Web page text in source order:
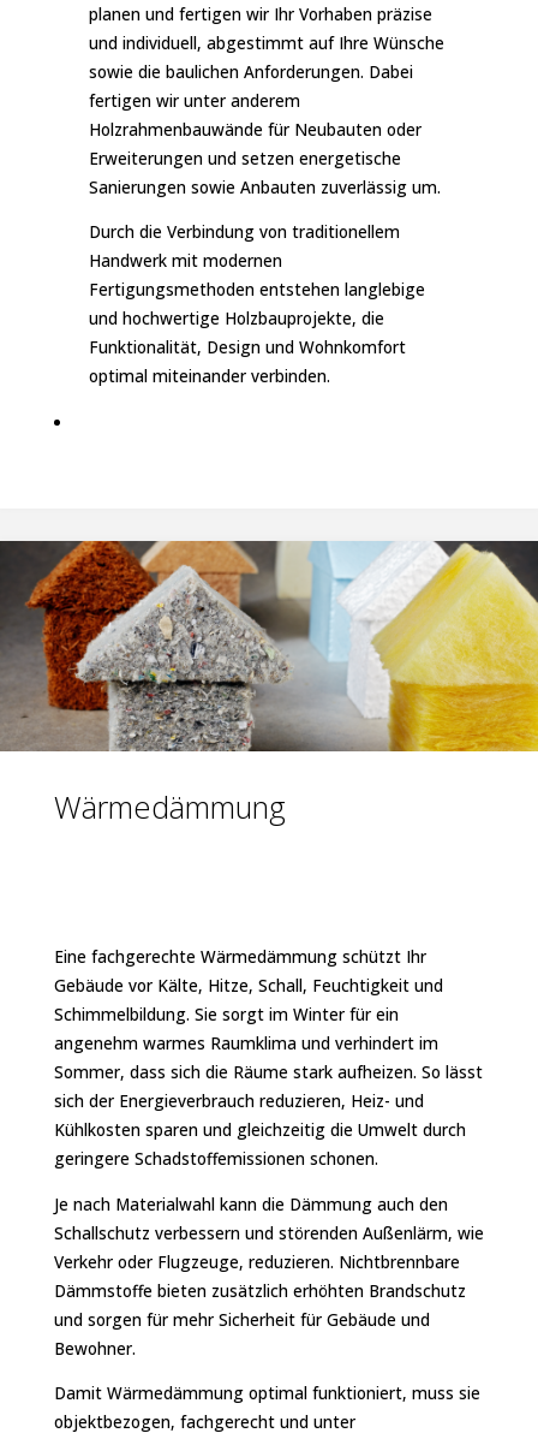
planen und fertigen wir Ihr Vorhaben präzise
und individuell, abgestimmt auf Ihre Wünsche
sowie die baulichen Anforderungen. Dabei
fertigen wir unter anderem
Holzrahmenbauwände für Neubauten oder
Erweiterungen und setzen energetische
Sanierungen sowie Anbauten zuverlässig um.
Durch die Verbindung von traditionellem
Handwerk mit modernen
Fertigungsmethoden entstehen langlebige
und hochwertige Holzbauprojekte, die
Funktionalität, Design und Wohnkomfort
optimal miteinander verbinden.
Wärmedämmung
Eine fachgerechte Wärmedämmung schützt Ihr
Gebäude vor Kälte, Hitze, Schall, Feuchtigkeit und
Schimmelbildung. Sie sorgt im Winter für ein
angenehm warmes Raumklima und verhindert im
Sommer, dass sich die Räume stark aufheizen. So lässt
sich der Energieverbrauch reduzieren, Heiz- und
Kühlkosten sparen und gleichzeitig die Umwelt durch
geringere Schadstoffemissionen schonen.
Je nach Materialwahl kann die Dämmung auch den
Schallschutz verbessern und störenden Außenlärm, wie
Verkehr oder Flugzeuge, reduzieren. Nichtbrennbare
Dämmstoffe bieten zusätzlich erhöhten Brandschutz
und sorgen für mehr Sicherheit für Gebäude und
Bewohner.
Damit Wärmedämmung optimal funktioniert, muss sie
objektbezogen, fachgerecht und unter